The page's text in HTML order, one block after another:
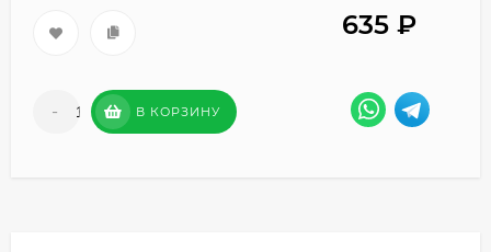
635 ₽
- + В КОРЗИНУ